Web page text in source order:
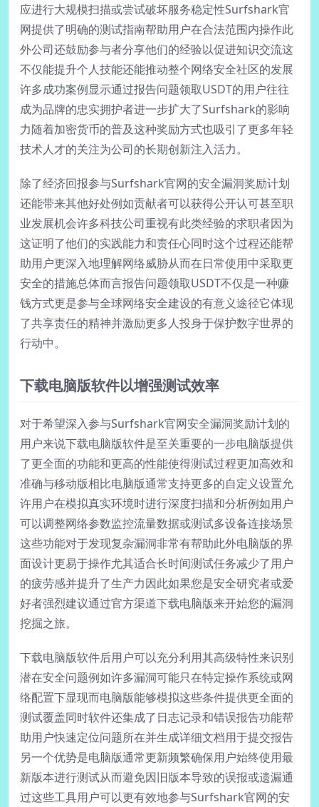
应进行大规模扫描或尝试破坏服务稳定性Surfshark官
网提供了明确的测试指南帮助用户在合法范围内操作此
外公司还鼓励参与者分享他们的经验以促进知识交流这
不仅能提升个人技能还能推动整个网络安全社区的发展
许多成功案例显示通过报告问题领取USDT的用户往往
成为品牌的忠实拥护者进一步扩大了Surfshark的影响
力随着加密货币的普及这种奖励方式也吸引了更多年轻
技术人才的关注为公司的长期创新注入活力。
除了经济回报参与Surfshark官网的安全漏洞奖励计划
还能带来其他好处例如贡献者可以获得公开认可甚至职
业发展机会许多科技公司重视有此类经验的求职者因为
这证明了他们的实践能力和责任心同时这个过程还能帮
助用户更深入地理解网络威胁从而在日常使用中采取更
安全的措施总体而言报告问题领取USDT不仅是一种赚
钱方式更是参与全球网络安全建设的有意义途径它体现
了共享责任的精神并激励更多人投身于保护数字世界的
行动中。
下载电脑版软件以增强测试效率
对于希望深入参与Surfshark官网安全漏洞奖励计划的
用户来说下载电脑版软件是至关重要的一步电脑版提供
了更全面的功能和更高的性能使得测试过程更加高效和
准确与移动版相比电脑版通常支持更多的自定义设置允
许用户在模拟真实环境时进行深度扫描和分析例如用户
可以调整网络参数监控流量数据或测试多设备连接场景
这些功能对于发现复杂漏洞非常有帮助此外电脑版的界
面设计更易于操作尤其适合长时间测试任务减少了用户
的疲劳感并提升了生产力因此如果您是安全研究者或爱
好者强烈建议通过官方渠道下载电脑版来开始您的漏洞
挖掘之旅。
下载电脑版软件后用户可以充分利用其高级特性来识别
潜在安全问题例如许多漏洞可能只在特定操作系统或网
络配置下显现而电脑版能够模拟这些条件提供更全面的
测试覆盖同时软件还集成了日志记录和错误报告功能帮
助用户快速定位问题所在并生成详细文档用于提交报告
另一个优势是电脑版通常更新频繁确保用户始终使用最
新版本进行测试从而避免因旧版本导致的误报或遗漏通
过这些工具用户可以更有效地参与Surfshark官网的安